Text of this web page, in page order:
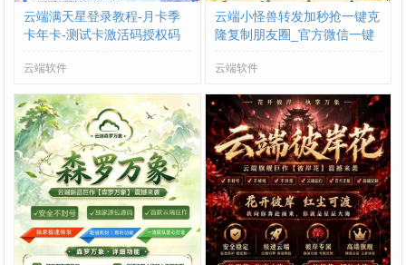
云端满天星登录教程-月卡季
卡年卡-测试卡激活码授权码
云端软件
云端小怪兽转发加秒抢一键克
隆复制朋友圈_官方微信一键
云端软件